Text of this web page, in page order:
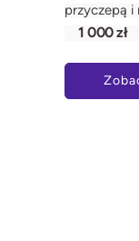
przyczepą i
1 000 zł